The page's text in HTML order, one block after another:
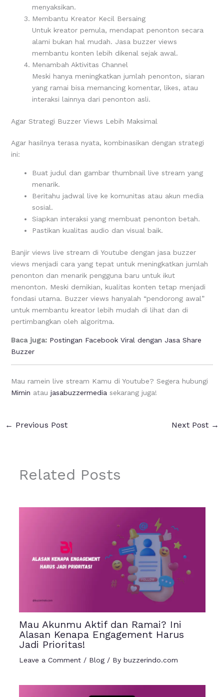
menyaksikan.
Membantu Kreator Kecil Bersaing
Untuk kreator pemula, mendapat penonton secara
alami bukan hal mudah. Jasa buzzer views
membantu konten lebih dikenal sejak awal.
Menambah Aktivitas Channel
Meski hanya meningkatkan jumlah penonton, siaran
yang ramai bisa memancing komentar, likes, atau
interaksi lainnya dari penonton asli.
Agar Strategi Buzzer Views Lebih Maksimal
Agar hasilnya terasa nyata, kombinasikan dengan strategi
ini:
Buat judul dan gambar thumbnail live stream yang
menarik.
Beritahu jadwal live ke komunitas atau akun media
sosial.
Siapkan interaksi yang membuat penonton betah.
Pastikan kualitas audio dan visual baik.
Banjir views live stream di Youtube dengan jasa buzzer
views menjadi cara yang tepat untuk meningkatkan jumlah
penonton dan menarik pengguna baru untuk ikut
menonton. Meski demikian, kualitas konten tetap menjadi
fondasi utama. Buzzer views hanyalah “pendorong awal”
untuk membantu kreator lebih mudah di lihat dan di
pertimbangkan oleh algoritma.
Baca juga: Postingan Facebook Viral dengan Jasa Share
Buzzer
Mau ramein live stream Kamu di Youtube? Segera hubungi
Mimin atau jasabuzzermedia sekarang juga!
← Previous Post Next Post →
Related Posts
Mau Akunmu Aktif dan Ramai? Ini
Alasan Kenapa Engagement Harus
Jadi Prioritas!
Leave a Comment / Blog/ By buzzerindo.com